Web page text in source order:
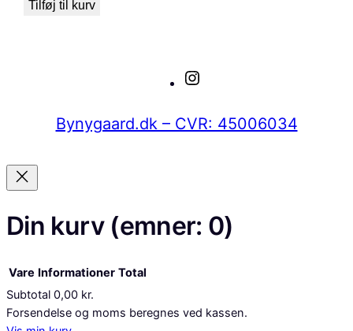
Tilføj til kurv
Bynygaard.dk – CVR: 45006034
Din kurv (emner: 0)
Varer
Vare Informationer Total
Subtotal 0,00 kr.
Forsendelse og moms beregnes ved kassen.